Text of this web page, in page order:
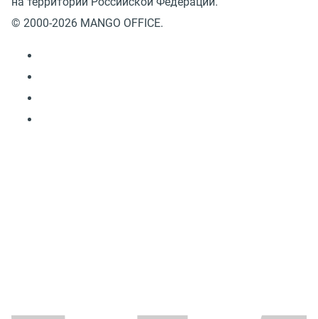
© 2000-2026 MANGO OFFICE.